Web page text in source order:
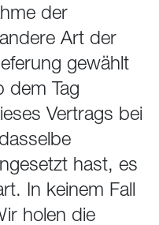
der
Art der
gewählt
dem Tag
Vertrags bei
hast, es
In keinem Fall
holen die